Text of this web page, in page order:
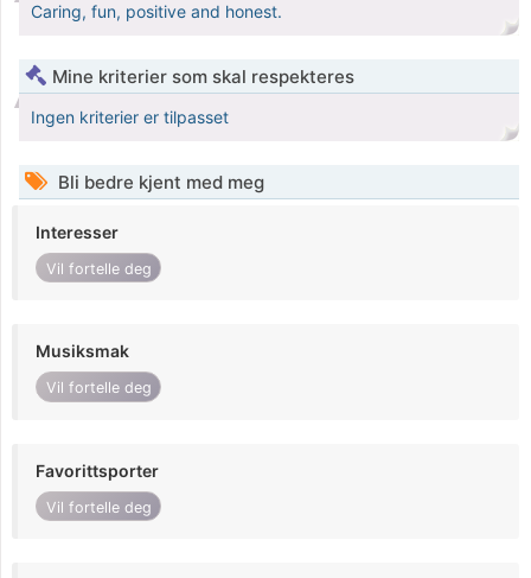
Caring, fun, positive and honest.
Mine kriterier som skal respekteres
Ingen kriterier er tilpasset
Bli bedre kjent med meg
Interesser
Vil fortelle deg
Musiksmak
Vil fortelle deg
Favorittsporter
Vil fortelle deg